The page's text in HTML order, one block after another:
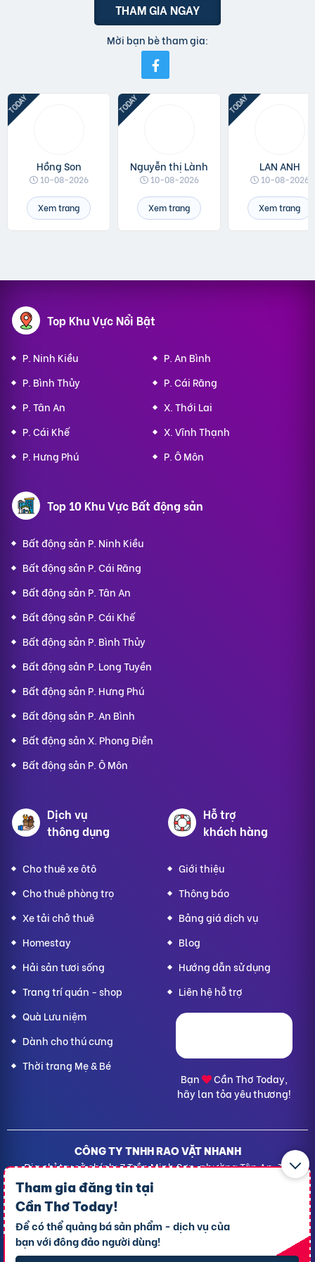
Tham gia đăng tin tại
Cần Thơ Today!
Để có thể quảng bá sản phẩm - dịch vụ của
bạn với đông đảo người dùng!
THAM GIA NGAY
Mời bạn bè tham gia:
Hồng Son
10-08-2026
Xem trang
Nguyễn thị Lành
10-08-2026
Xem trang
LAN ANH
10-08-2026
Xem trang
Top Khu Vực Nổi Bật
P. Ninh Kiều
P. An Bình
P. Bình Thủy
P. Cái Răng
P. Tân An
X. Thới Lai
P. Cái Khế
X. Vĩnh Thạnh
P. Hưng Phú
P. Ô Môn
Top 10 Khu Vực Bất động sản
Bất động sản P. Ninh Kiều
Bất động sản P. Cái Răng
Bất động sản P. Tân An
Bất động sản P. Cái Khế
Bất động sản P. Bình Thủy
Bất động sản P. Long Tuyền
Bất động sản P. Hưng Phú
Bất động sản P. An Bình
Bất động sản X. Phong Điền
Bất động sản P. Ô Môn
Dịch vụ
thông dụng
Cho thuê xe ôtô
Cho thuê phòng trọ
Xe tải chở thuê
Homestay
Hải sản tươi sống
Trang trí quán - shop
Quà Lưu niệm
Dành cho thú cưng
Thời trang Mẹ & Bé
Hỗ trợ
khách hàng
Giới thiệu
Thông báo
Bảng giá dịch vụ
Blog
Hướng dẫn sử dụng
Liên hệ hỗ trợ
Bạn
Cần Thơ Today,
hãy lan tỏa yêu thương!
CÔNG TY TNHH RAO VẶT NHANH
Địa chỉ trụ sở chính: 7 Trần Minh Sơn, phường Tân An, TP.
Cần Thơ
Giấy CNĐKDN: 1801717351 – Ngày cấp: 24/01/2022 - Cơ
quan cấp: Phòng Đăng ký kinh doanh – Sở kế hoạch và
Đầu tư TP. Cần Thơ
Liên hệ hỗ trợ- Hotline: